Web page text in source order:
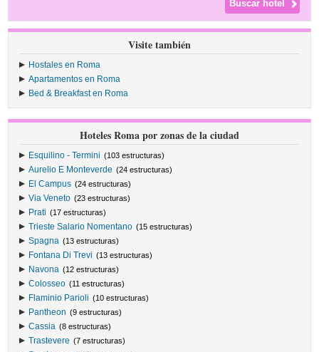
Visite también
Hostales en Roma
Apartamentos en Roma
Bed & Breakfast en Roma
Hoteles Roma por zonas de la ciudad
Esquilino - Termini (103 estructuras)
Aurelio E Monteverde (24 estructuras)
El Campus (24 estructuras)
Via Veneto (23 estructuras)
Prati (17 estructuras)
Trieste Salario Nomentano (15 estructuras)
Spagna (13 estructuras)
Fontana Di Trevi (13 estructuras)
Navona (12 estructuras)
Colosseo (11 estructuras)
Flaminio Parioli (10 estructuras)
Pantheon (9 estructuras)
Cassia (8 estructuras)
Trastevere (7 estructuras)